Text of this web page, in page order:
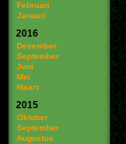
Februari
Januari
2016
December
September
Juni
Mei
Maart
2015
Oktober
September
Augustus